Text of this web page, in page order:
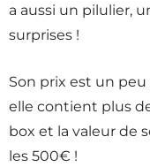
a aussi un pilulier,
surprises !
Son prix est un
elle contient plus
box et la valeur de
les 500€ !